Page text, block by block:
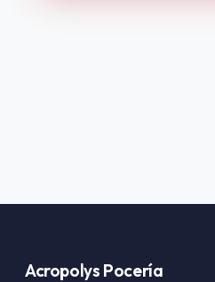
Acropolys Pocería